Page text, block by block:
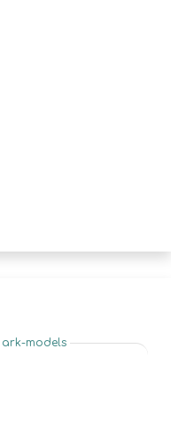
ark-models